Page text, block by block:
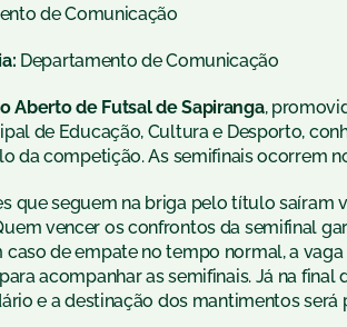
de Comunicação
Departamento de Comunicação
Aberto de Futsal de Sapiranga,
de Educação, Cultura e Desporto,
da competição. As semifinais ocorrem
que seguem na briga pelo título saíram
vencer os confrontos da semifinal
caso de empate no tempo normal, a
acompanhar as semifinais. Já na
e a destinação dos mantimentos